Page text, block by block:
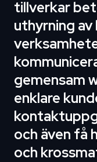
tillverkar
uthyrning
gemensam
enklare
och även få
och